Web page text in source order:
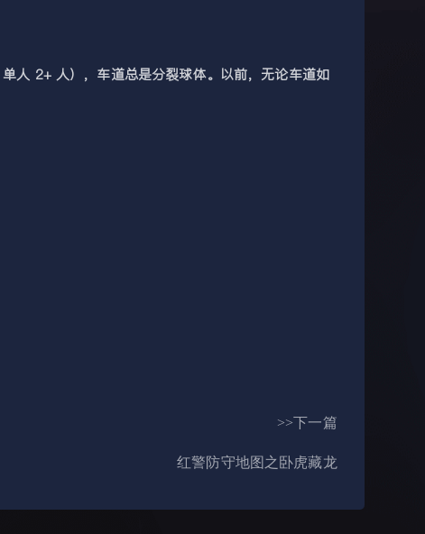
人 2+ 人），车道总是分裂球体。以前，无论车道如
>>下一篇
红警防守地图之卧虎藏龙